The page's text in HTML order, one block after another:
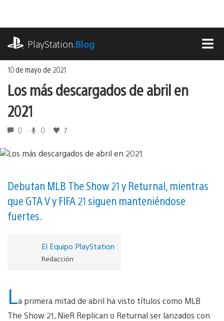
contenido
PlayStation.Blog
10 de mayo de 2021
Los más descargados de abril en
2021
0 0 7
Debutan MLB The Show 21 y Returnal, mientras
que GTA V y FIFA 21 siguen manteniéndose
fuertes.
El Equipo PlayStation
Redacción
La primera mitad de abril ha visto títulos como MLB
The Show 21, NieR Replican o Returnal ser lanzados con